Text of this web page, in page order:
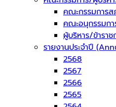
คณะกรรมการ
คณะอนุกรรมกา
ผู้บริหาร/ข้ารา
รายงานประจำปี
2568
2567
2566
2565